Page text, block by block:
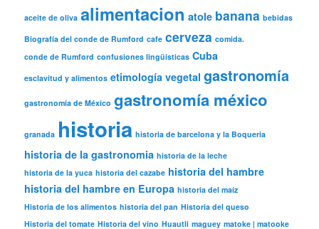
aceite de oliva alimentacion atole banana bebidas
Biografía del conde de Rumford cafe cerveza comida.
conde de Rumford confusiones lingüísticas Cuba
esclavitud y alimentos etimología vegetal gastronomía
gastronomía de México gastronomía méxico
granada historia historia de barcelona y la Boqueria
historia de la gastronomia historia de la leche
historia de la yuca historia del cazabe historia del hambre
historia del hambre en Europa historia del maíz
Historia de los alimentos historia del pan Historia del queso
Historia del tomate Historia del vino Huautli maguey matoke | matooke